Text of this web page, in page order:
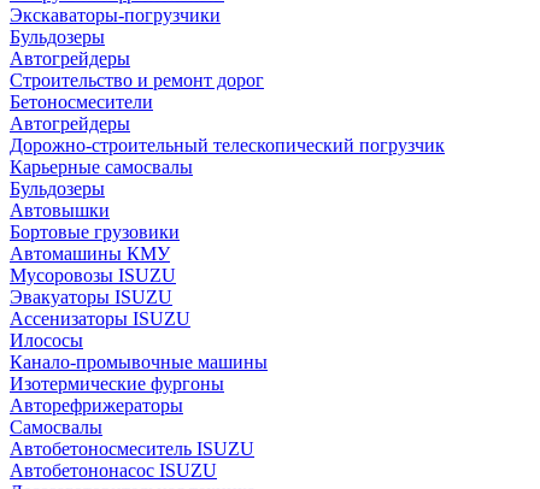
Экскаваторы-погрузчики
Бульдозеры
Автогрейдеры
Строительство и ремонт дорог
Бетоносмесители
Автогрейдеры
Дорожно-строительный телескопический погрузчик
Карьерные самосвалы
Бульдозеры
Автовышки
Бортовые грузовики
Автомашины КМУ
Мусоровозы ISUZU
Эвакуаторы ISUZU
Ассенизаторы ISUZU
Илососы
Канало-промывочные машины
Изотермические фургоны
Авторефрижераторы
Самосвалы
Автобетоносмеситель ISUZU
Автобетононасос ISUZU